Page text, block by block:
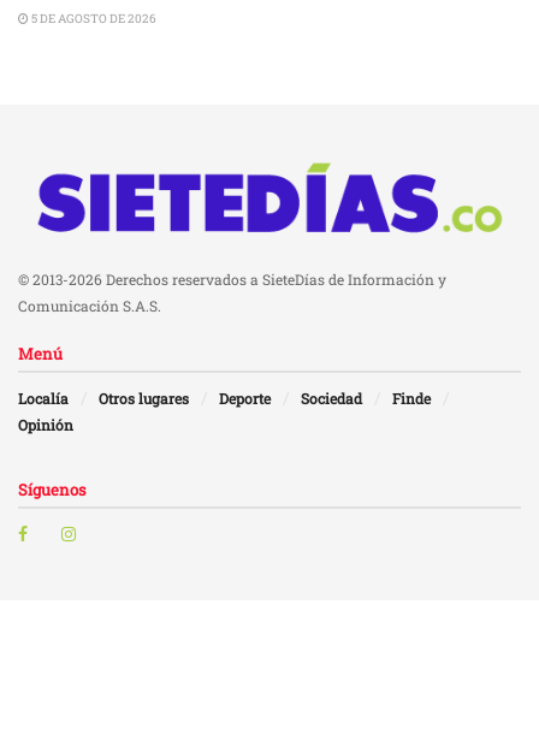
5 DE AGOSTO DE 2026
© 2013-2026 Derechos reservados a SieteDías de Información y
Comunicación S.A.S.
Menú
Localía Otros lugares Deporte Sociedad
Finde
Opinión
Síguenos